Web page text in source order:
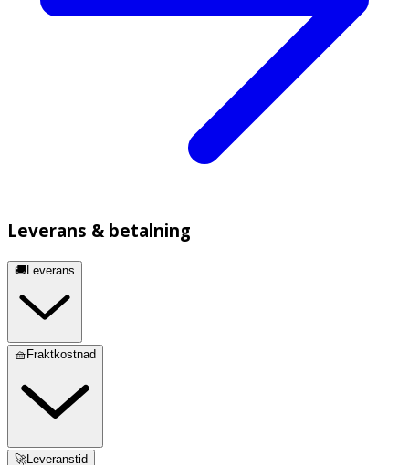
Leverans & betalning
🚚Leverans
🧺Fraktkostnad
🚀Leveranstid